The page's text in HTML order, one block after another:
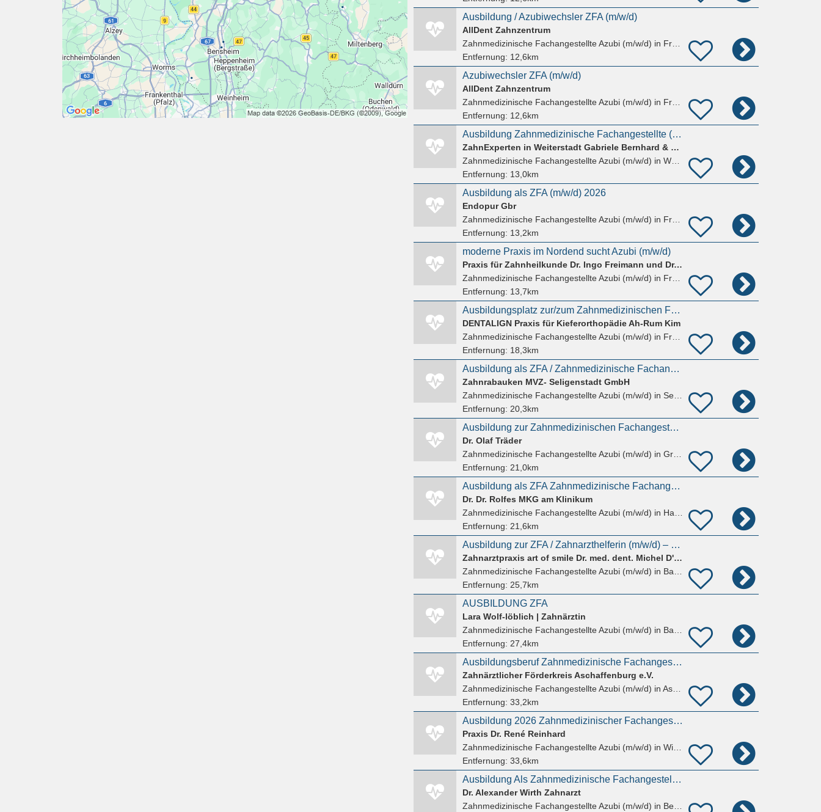
Ausbildung / Azubiwechsler ZFA (m/w/d)
AllDent Zahnzentrum
Zahnmedizinische Fachangestellte Azubi (m/w/d) in Frankfurt am Main, Innenstadt
Entfernung: 12,6km
Azubiwechsler ZFA (m/w/d)
AllDent Zahnzentrum
Zahnmedizinische Fachangestellte Azubi (m/w/d) in Frankfurt am Main, Innenstadt
Entfernung: 12,6km
Ausbildung Zahnmedizinische Fachangestellte (m/w/d)
ZahnExperten in Weiterstadt Gabriele Bernhard & Kollegen
Zahnmedizinische Fachangestellte Azubi (m/w/d) in Weiterstadt
Entfernung: 13,0km
Ausbildung als ZFA (m/w/d) 2026
Endopur Gbr
Zahnmedizinische Fachangestellte Azubi (m/w/d) in Frankfurt am Main
Entfernung: 13,2km
moderne Praxis im Nordend sucht Azubi (m/w/d)
Praxis für Zahnheilkunde Dr. Ingo Freimann und Dr. Marion Lund
Zahnmedizinische Fachangestellte Azubi (m/w/d) in Frankfurt am Main
Entfernung: 13,7km
Ausbildungsplatz zur/zum Zahnmedizinischen Fachangestellten (m/w/d) - Praxis in Frankfurt
DENTALIGN Praxis für Kieferorthopädie Ah-Rum Kim
Zahnmedizinische Fachangestellte Azubi (m/w/d) in Frankfurt am Main
Entfernung: 18,3km
Ausbildung als ZFA / Zahnmedizinische Fachangestellte (m/w/d) 2026
Zahnrabauken MVZ- Seligenstadt GmbH
Zahnmedizinische Fachangestellte Azubi (m/w/d) in Seligenstadt
Entfernung: 20,3km
Ausbildung zur Zahnmedizinischen Fachangestellten (ZFA) (m/w/d)
Dr. Olaf Träder
Zahnmedizinische Fachangestellte Azubi (m/w/d) in Groß-Umstadt
Entfernung: 21,0km
Ausbildung als ZFA Zahnmedizinische Fachangestellte (m/w/d) 2026
Dr. Dr. Rolfes MKG am Klinikum
Zahnmedizinische Fachangestellte Azubi (m/w/d) in Hanau
Entfernung: 21,6km
Ausbildung zur ZFA / Zahnarzthelferin (m/w/d) – 30% Zuschlag
Zahnarztpraxis art of smile Dr. med. dent. Michel D'Amore
Zahnmedizinische Fachangestellte Azubi (m/w/d) in Bad Homburg vor der Höhe
Entfernung: 25,7km
AUSBILDUNG ZFA
Lara Wolf-löblich | Zahnärztin
Zahnmedizinische Fachangestellte Azubi (m/w/d) in Bad Homburg vor der Höhe
Entfernung: 27,4km
Ausbildungsberuf Zahnmedizinische Fachangestellte (ZFA)
Zahnärztlicher Förderkreis Aschaffenburg e.V.
Zahnmedizinische Fachangestellte Azubi (m/w/d) in Aschaffenburg, Innenstadt
Entfernung: 33,2km
Ausbildung 2026 Zahnmedizinischer Fachangestellter m/w/d - WIESBADEN-BIEBRICH
Praxis Dr. René Reinhard
Zahnmedizinische Fachangestellte Azubi (m/w/d) in Wiesbaden, Biebrich
Entfernung: 33,6km
Ausbildung Als Zahnmedizinische Fachangestellte Zfa (m/w/d)
Dr. Alexander Wirth Zahnarzt
Zahnmedizinische Fachangestellte Azubi (m/w/d) in Bensheim, Auerbach